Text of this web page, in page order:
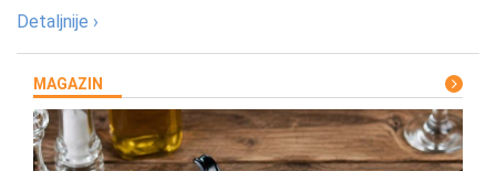
Detaljnije ›
MAGAZIN